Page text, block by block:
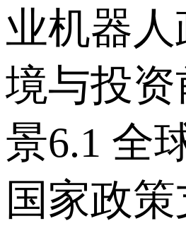
业机器
境与投资
景 6.1 全
国家政